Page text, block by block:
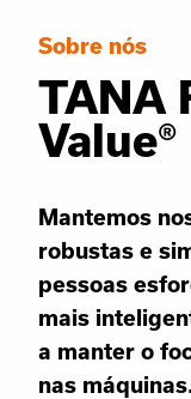
Sobre nós
TANA
Value®
Mantemos
robustas e
pessoas
mais
a manter o
nas